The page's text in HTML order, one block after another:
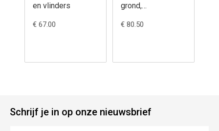
en vlinders
€ 67.00
grond,
bakken
€ 80.50
Schrijf je in op onze nieuwsbrief